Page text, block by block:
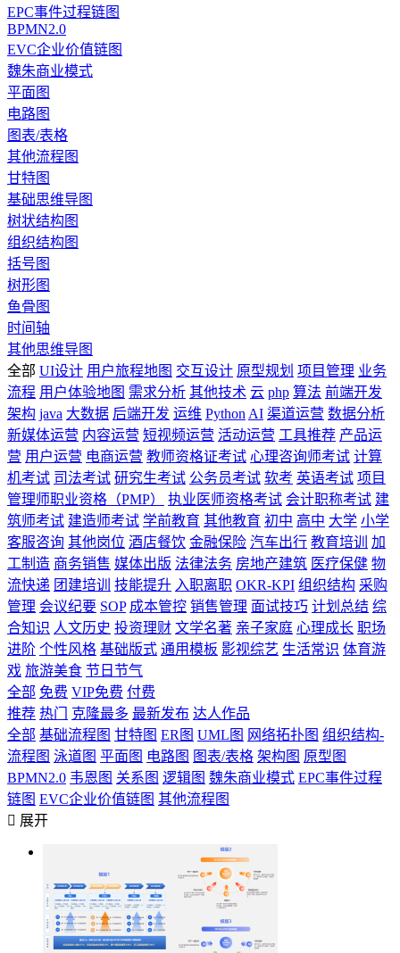
EPC事件过程链图
BPMN2.0
EVC企业价值链图
魏朱商业模式
平面图
电路图
图表/表格
其他流程图
甘特图
基础思维导图
树状结构图
组织结构图
括号图
树形图
鱼骨图
时间轴
其他思维导图
全部 UI设计 用户旅程地图 交互设计 原型规划 项目管理 业务
流程 用户体验地图 需求分析 其他技术 云 php 算法 前端开发
架构 java 大数据 后端开发 运维 Python AI 渠道运营 数据分析
新媒体运营 内容运营 短视频运营 活动运营 工具推荐 产品运
营 用户运营 电商运营 教师资格证考试 心理咨询师考试 计算
机考试 司法考试 研究生考试 公务员考试 软考 英语考试 项目
管理师职业资格（PMP）
执业医师资格考试 会计职称考试 建
筑师考试 建造师考试 学前教育 其他教育 初中 高中 大学 小学
客服咨询 其他岗位 酒店餐饮 金融保险 汽车出行 教育培训
加
工制造 商务销售 媒体出版 法律法务 房地产建筑 医疗保健 物
流快递 团建培训 技能提升 入职离职 OKR-KPI 组织结构 采购
管理 会议纪要 SOP 成本管控 销售管理 面试技巧 计划总结 综
合知识 人文历史 投资理财 文学名著 亲子家庭 心理成长 职场
进阶 个性风格 基础版式 通用模板 影视综艺 生活常识 体育游
戏 旅游美食 节日节气
全部 免费 VIP免费 付费
推荐 热门 克隆最多 最新发布 达人作品
全部 基础流程图 甘特图 ER图 UML图 网络拓扑图 组织结构-
流程图 泳道图 平面图 电路图 图表/表格 架构图 原型图
BPMN2.0 韦恩图 关系图 逻辑图 魏朱商业模式 EPC事件过程
链图 EVC企业价值链图 其他流程图
 展开